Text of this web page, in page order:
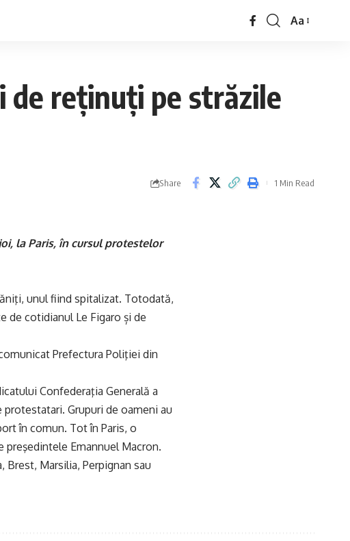
Aa
de reţinuţi pe străzile
Share 1 Min Read
la Paris, în cursul protestelor
unul fiind spitalizat. Totodată,
de cotidianul Le Figaro și de
Prefectura Poliţiei din
Confederaţia Generală a
Grupuri de oameni au
în comun. Tot în Paris, o
Emannuel Macron.
Marsilia, Perpignan sau